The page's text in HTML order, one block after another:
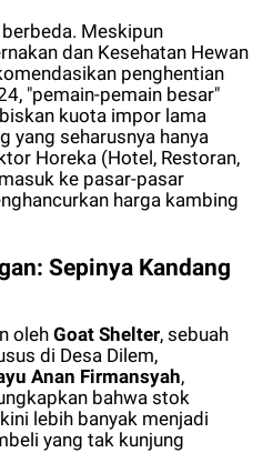
Meskipun
dan Kesehatan Hewan
penghentian
"pemain-pemain besar"
kuota impor lama
yang seharusnya hanya
Horeka (Hotel, Restoran,
ke pasar-pasar
harga kambing
Sepinya Kandang
olehGoat Shelter, sebuah
di Desa Dilem,
Anan Firmansyah,
bahwa stok
lebih banyak menjadi
yang tak kunjung